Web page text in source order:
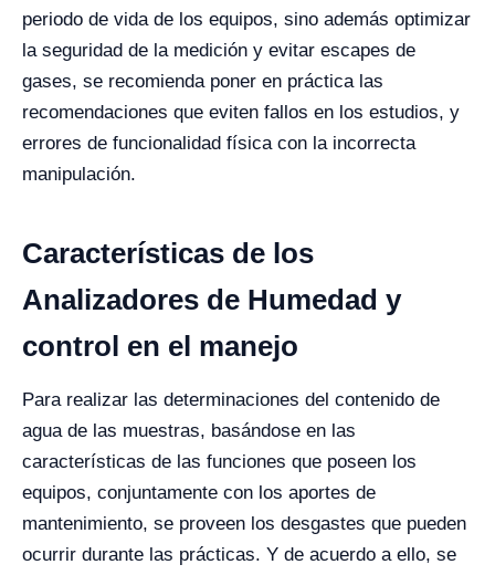
periodo de vida de los equipos, sino además optimizar
la seguridad de la medición y evitar escapes de
gases, se recomienda poner en práctica las
recomendaciones que eviten fallos en los estudios, y
errores de funcionalidad física con la incorrecta
manipulación.
Características de los
Analizadores de Humedad y
control en el manejo
Para realizar las determinaciones del contenido de
agua de las muestras, basándose en las
características de las funciones que poseen los
equipos, conjuntamente con los aportes de
mantenimiento, se proveen los desgastes que pueden
ocurrir durante las prácticas. Y de acuerdo a ello, se